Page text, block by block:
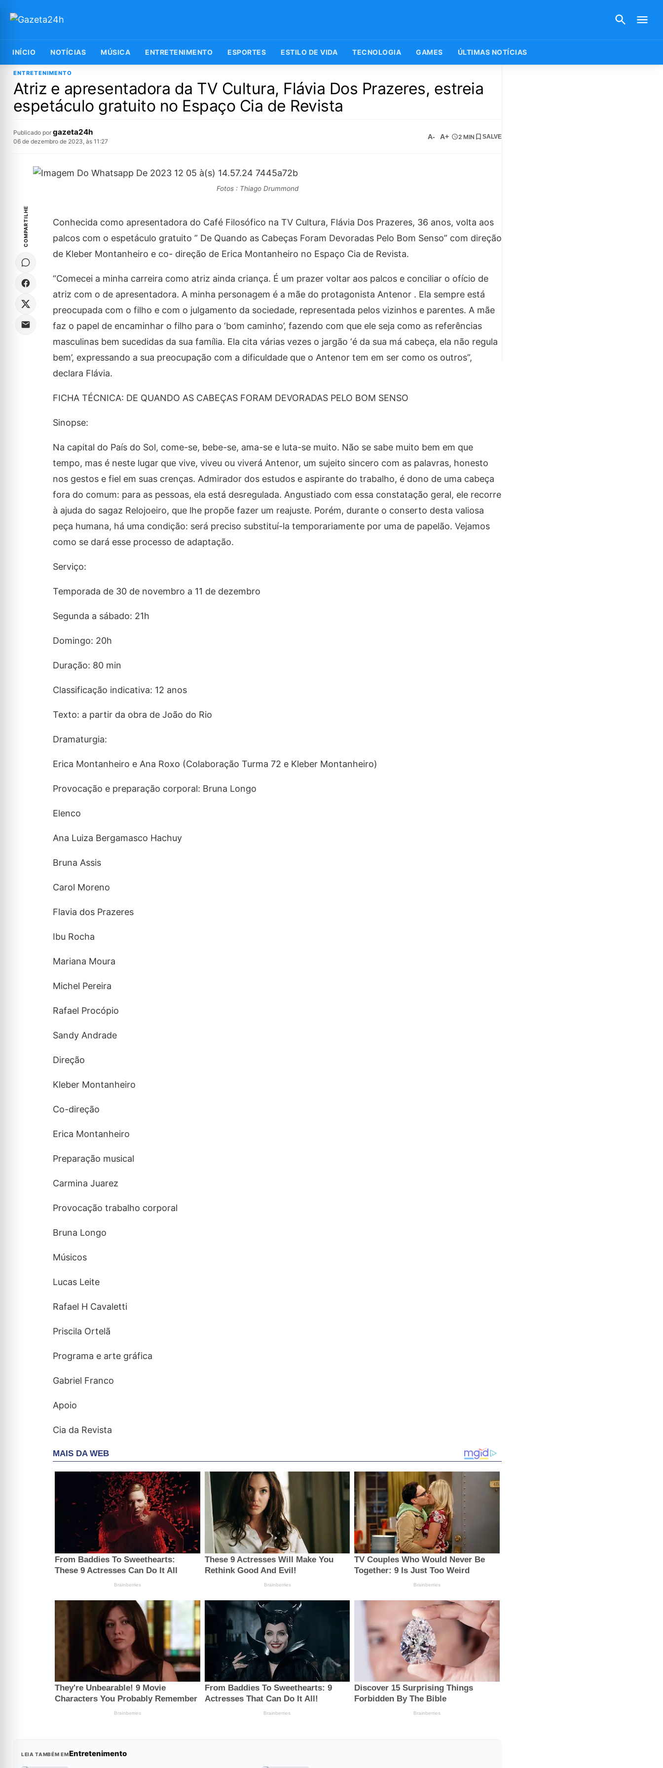
INÍCIO NOTÍCIAS MÚSICA ENTRETENIMENTO ESPORTES ESTILO DE VIDA TECNOLOGIA GAMES ÚLTIMAS NOTÍCIAS
ENTRETENIMENTO
Atriz e apresentadora da TV Cultura, Flávia Dos Prazeres, estreia
espetáculo gratuito no Espaço Cia de Revista
Publicado por gazeta24h
06 de dezembro de 2023, às 11:27
A- A+ 2 MIN SALVE
Fotos : Thiago Drummond
COMPARTILHE
Conhecida como apresentadora do Café Filosófico na TV Cultura, Flávia Dos Prazeres, 36 anos, volta aos
palcos com o espetáculo gratuito ” De Quando as Cabeças Foram Devoradas Pelo Bom Senso” com direção
de Kleber Montanheiro e co- direção de Erica Montanheiro no Espaço Cia de Revista.
“Comecei a minha carreira como atriz ainda criança. É um prazer voltar aos palcos e conciliar o ofício de
atriz com o de apresentadora. A minha personagem é a mãe do protagonista Antenor . Ela sempre está
preocupada com o filho e com o julgamento da sociedade, representada pelos vizinhos e parentes. A mãe
faz o papel de encaminhar o filho para o ‘bom caminho’, fazendo com que ele seja como as referências
masculinas bem sucedidas da sua família. Ela cita várias vezes o jargão ‘é da sua má cabeça, ela não regula
bem’, expressando a sua preocupação com a dificuldade que o Antenor tem em ser como os outros”,
declara Flávia.
FICHA TÉCNICA: DE QUANDO AS CABEÇAS FORAM DEVORADAS PELO BOM SENSO
Sinopse:
Na capital do País do Sol, come-se, bebe-se, ama-se e luta-se muito. Não se sabe muito bem em que
tempo, mas é neste lugar que vive, viveu ou viverá Antenor, um sujeito sincero com as palavras, honesto
nos gestos e fiel em suas crenças. Admirador dos estudos e aspirante do trabalho, é dono de uma cabeça
fora do comum: para as pessoas, ela está desregulada. Angustiado com essa constatação geral, ele recorre
à ajuda do sagaz Relojoeiro, que lhe propõe fazer um reajuste. Porém, durante o conserto desta valiosa
peça humana, há uma condição: será preciso substituí-la temporariamente por uma de papelão. Vejamos
como se dará esse processo de adaptação.
Serviço:
Temporada de 30 de novembro a 11 de dezembro
Segunda a sábado: 21h
Domingo: 20h
Duração: 80 min
Classificação indicativa: 12 anos
Texto: a partir da obra de João do Rio
Dramaturgia:
Erica Montanheiro e Ana Roxo (Colaboração Turma 72 e Kleber Montanheiro)
Provocação e preparação corporal: Bruna Longo
Elenco
Ana Luiza Bergamasco Hachuy
Bruna Assis
Carol Moreno
Flavia dos Prazeres
Ibu Rocha
Mariana Moura
Michel Pereira
Rafael Procópio
Sandy Andrade
Direção
Kleber Montanheiro
Co-direção
Erica Montanheiro
Preparação musical
Carmina Juarez
Provocação trabalho corporal
Bruna Longo
Músicos
Lucas Leite
Rafael H Cavaletti
Priscila Ortelã
Programa e arte gráfica
Gabriel Franco
Apoio
Cia da Revista
LEIA TAMBÉM EMEntretenimento